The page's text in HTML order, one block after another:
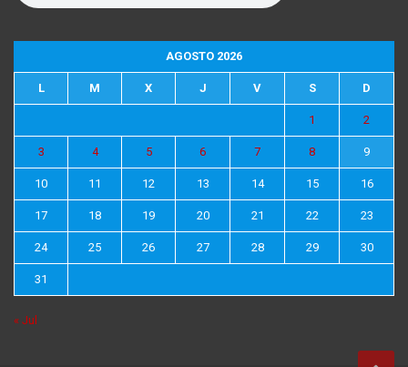
AGOSTO 2026
L M X J V S D
1 2
3 4 5 6 7 8 9
10 11 12 13 14 15 16
17 18 19 20 21 22 23
24 25 26 27 28 29 30
31
« Jul